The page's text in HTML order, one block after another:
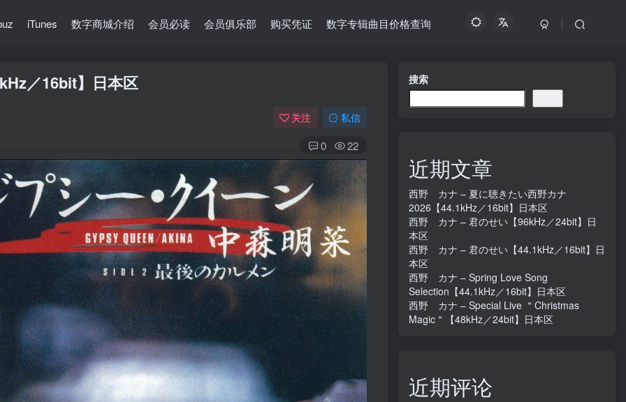
iTunes 数字商城介绍 会员必读 会员俱乐部 购买凭证 数字专辑曲目价格查询
／16bit】日本区
关注 私信
0 22
搜索
近期文章
西野 カナ – 夏に聴きたい西野カナ
2026【44.1kHz／16bit】日本区
西野 カナ – 君のせい【96kHz／24bit】日
本区
西野 カナ – 君のせい【44.1kHz／16bit】日
本区
西野 カナ – Spring Love Song
Selection【44.1kHz／16bit】日本区
西野 カナ – Special Live ＂Christmas
Magic＂【48kHz／24bit】日本区
近期评论